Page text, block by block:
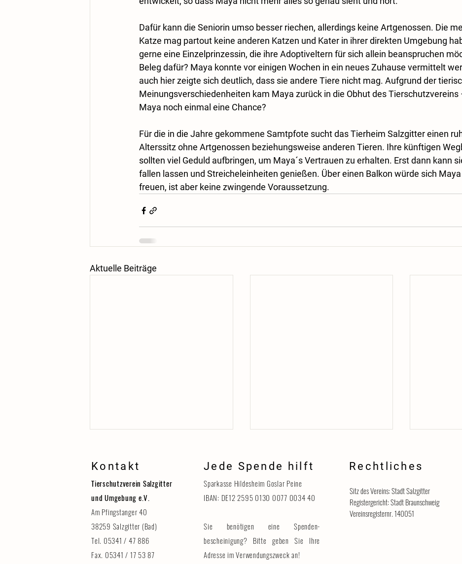
Dafür kann die Seniorin umso besser riechen, allerdings keine Artgenossen. Die
Katze mag partout keine anderen Katzen und Kater in ihrer direkten Umgebung
gerne eine Einzelprinzessin, die ihre Adoptiveltern für sich allein beanspruchen
Beleg dafür? Maya konnte vor einigen Wochen in ein neues Zuhause vermittelt
auch hier zeigte sich deutlich, dass sie andere Tiere nicht mag. Aufgrund der
Meinungsverschiedenheiten kam Maya zurück in die Obhut des Tierschutzvereins
Maya noch einmal eine Chance?
Für die in die Jahre gekommene Samtpfote sucht das Tierheim Salzgitter einen
Alterssitz ohne Artgenossen beziehungsweise anderen Tieren. Ihre künftigen
sollten viel Geduld aufbringen, um Maya´s Vertrauen zu erhalten. Erst dann kann
fallen lassen und Streicheleinheiten genießen. Über einen Balkon würde sich
freuen, ist aber keine zwingende Voraussetzung.
Aktuelle Beiträge
Erinnerung: Tag der Tiere am 8.
August
Katzenhaus vorübergehend für
Besucher geschlossen
Kontakt
Tierschutzverein Salzgitter
und Umgebung e.V.
Am Pfingstanger 40
38259 Salzgitter (Bad)
Tel. 05341 / 47 886
Fax. 05341 / 17 53 87
Jede Spende hilft
Sparkasse Hildesheim Goslar Peine
IBAN: DE12 2595 0130 0077 0034 40
Sie benötigen eine Spenden-
bescheinigung? Bitte geben Sie Ihre
Adresse im Verwendungszweck an!
Rechtliches
Sitz des Vereins: Stadt Salzgitter
Registergericht: Stadt Braunschweig
Vereinsregisternr. 140051